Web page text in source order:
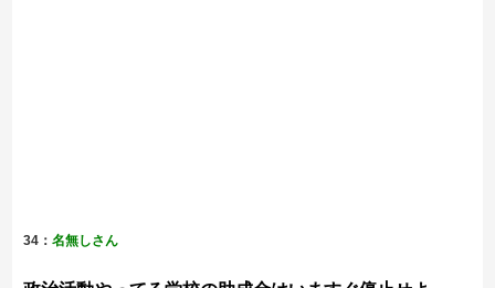
34：名無しさん